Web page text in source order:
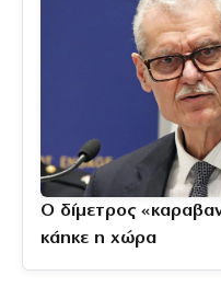
Ο δίμετρος
κάηκε η χώρα